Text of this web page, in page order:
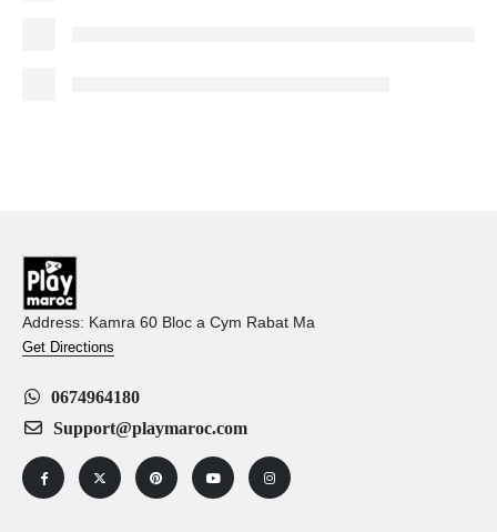
Address: Kamra 60 Bloc a Cym Rabat Ma
Get Directions
0674964180
Support@playmaroc.com